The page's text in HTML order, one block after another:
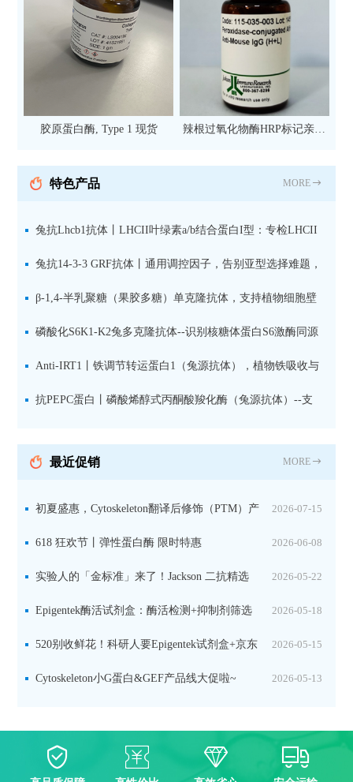
胶原蛋白酶, Type 1 现货
辣根过氧化物酶HRP标记亲和
抗 现货
特色产品 MORE
兔抗Lhcb1抗体丨LHCII叶绿素a/b结合蛋白I型：专检LHCII
中含量丰富的捕光蛋白
兔抗14-3-3 GRF抗体丨通用调控因子，告别亚型选择难题，
全面捕获植物信号转导枢纽蛋白
β-1,4-半乳聚糖（果胶多糖）单克隆抗体，支持植物细胞壁
果胶多糖精细结构解析
磷酸化S6K1-K2兔多克隆抗体--识别核糖体蛋白S6激酶同源
蛋白1-2的激活状态
Anti-IRT1丨铁调节转运蛋白1（兔源抗体），植物铁吸收与
微量元素代谢研究的关键工具
抗PEPC蛋白丨磷酸烯醇式丙酮酸羧化酶（兔源抗体）--支
最近促销 MORE
2026-07-15
初夏盛惠，Cytoskeleton翻译后修饰（PTM）产
品线放价啦！ 2026-06-08
618 狂欢节丨弹性蛋白酶 限时特惠
2026-05-22
实验人的「金标准」来了！Jackson 二抗精选
限时一口价，手慢无！ 2026-05-18
Epigentek酶活试剂盒：酶活检测+抑制剂筛选
双赋能，下单即赠京东卡 2026-05-15
520别收鲜花！科研人要Epigentek试剂盒+京东
卡！ 2026-05-13
Cytoskeleton小G蛋白&GEF产品线大促啦~